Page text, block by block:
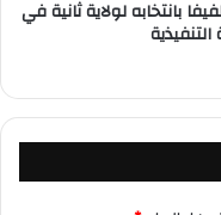
بانتخابه لولاية ثانية في
التنفيذية